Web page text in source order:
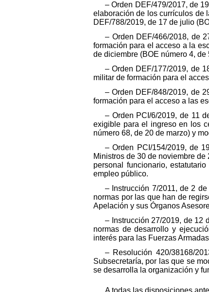
– Orden DEF/479/2017, de
elaboración de los currículos de
DEF/788/2019, de 17 de julio
– Orden DEF/466/2018, de
formación para el acceso a la
de diciembre (BOE número 4, de
– Orden DEF/177/2019, de
militar de formación para el
– Orden DEF/848/2019, de
formación para el acceso a las
– Orden PCI/6/2019, de 11
exigible para el ingreso en los
número 68, de 20 de marzo) y
– Orden PCI/154/2019, de
Ministros de 30 de noviembre
personal funcionario,
empleo público.
– Instrucción 7/2011, de 2
normas por las que han de
Apelación y sus Órganos
– Instrucción 27/2019, de 12
normas de desarrollo y
interés para las Fuerzas
– Resolución 420/38168/
Subsecretaría, por las que se
se desarrolla la organización y